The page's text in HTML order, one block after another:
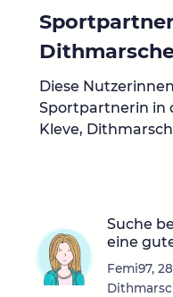
Diese
Sportpartnerin in
Kleve,
Suche
eine
Femi97,